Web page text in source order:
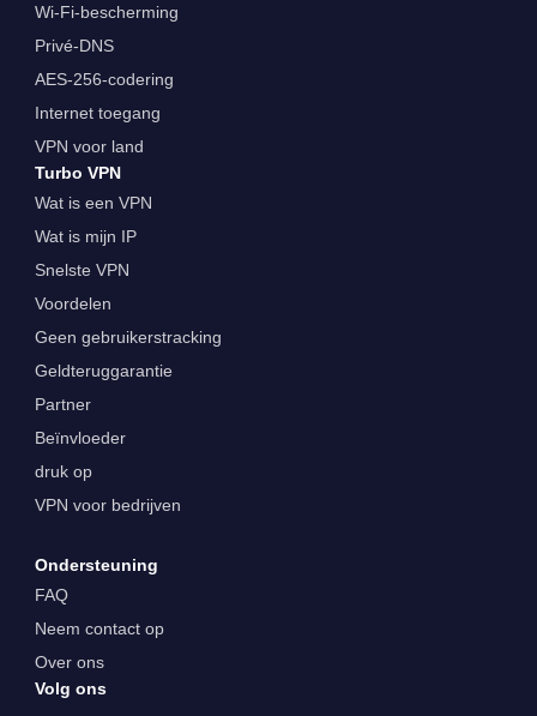
Wi-Fi-bescherming
Privé-DNS
AES-256-codering
Internet toegang
VPN voor land
Turbo VPN
Wat is een VPN
Wat is mijn IP
Snelste VPN
Voordelen
Geen gebruikerstracking
Geldteruggarantie
Partner
Beïnvloeder
druk op
VPN voor bedrijven
Ondersteuning
FAQ
Neem contact op
Over ons
Volg ons